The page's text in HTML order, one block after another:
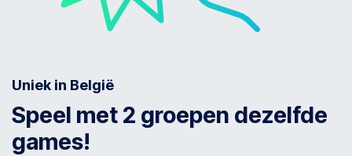
Uniek in België
Speel met 2 groepen dezelfde
games!